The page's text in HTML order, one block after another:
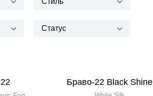
Статус
Браво-22 Black Shine